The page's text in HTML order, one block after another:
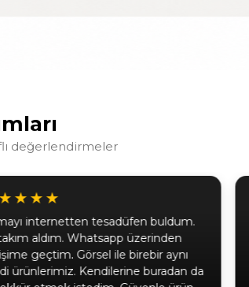
değerlendirmeler
internetten tesadüfen buldum.
aldım. Whatsapp üzerinden
geçtim. Görsel ile birebir aynı
ürünlerimiz. Kendilerine buradan da